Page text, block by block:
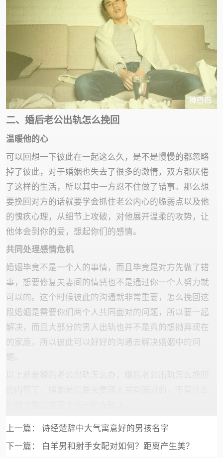
二、婚后老公出轨怎么挽回
温暖他的心
可以回想一下彼此在一起这么久，是不是慢慢的都忽略
掉了彼此，对于婚姻也失去了很多的激情，双方都厌倦
了这样的生活，所以其中一方忍不住做了错事。那么想
要挽回对方的话就要学会抓住老公内心的脆弱点以及他
的愧疚心理，从细节上攻破，对他展开温柔的攻势，让
他体会到你的爱，想起你们的感情。
共同处理感情危机
婚姻毕竟不是一个人的事情，而且毕竟是对方先做了错
事，想要修复夫妻间的情感也不是通过你一个人努力就
可以的。这个时候彼此的沟通就非常重要，怎么挽回这
段婚姻是需要你们两个人共同面对的问题，所以要一起
解决，而且大部分的男人出轨也并不是真的想抛弃现在
的家庭，所以彼此可以好好的沟通去解决婚姻中的问
题。
上一篇： 诗经楚辞中大气寓意好的男孩名字
下一篇：
白羊男和射手女配对如何？距离产生美？